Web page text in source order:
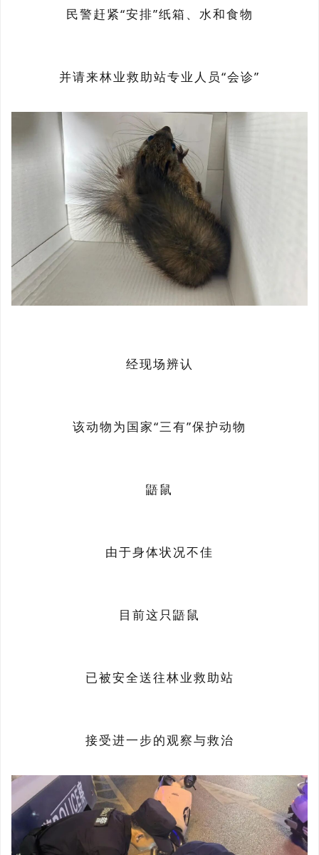
民警赶紧“安排”纸箱、水和食物
并请来林业救助站专业人员“会诊”
经现场辨认
该动物为国家“三有”保护动物
鼯鼠
由于身体状况不佳
目前这只鼯鼠
已被安全送往林业救助站
接受进一步的观察与救治